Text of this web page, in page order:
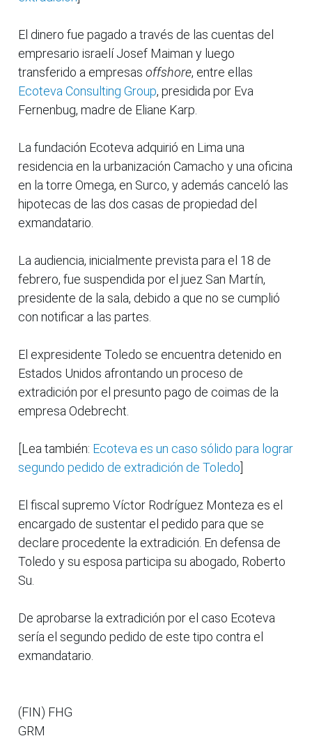
El dinero fue pagado a través de las cuentas del
empresario israelí Josef Maiman y luego
transferido a empresas offshore, entre ellas
Ecoteva Consulting Group, presidida por Eva
Fernenbug, madre de Eliane Karp.
La fundación Ecoteva adquirió en Lima una
residencia en la urbanización Camacho y una oficina
en la torre Omega, en Surco, y además canceló las
hipotecas de las dos casas de propiedad del
exmandatario.
La audiencia, inicialmente prevista para el 18 de
febrero, fue suspendida por el juez San Martín,
presidente de la sala, debido a que no se cumplió
con notificar a las partes.
El expresidente Toledo se encuentra detenido en
Estados Unidos afrontando un proceso de
extradición por el presunto pago de coimas de la
empresa Odebrecht.
[Lea también: Ecoteva es un caso sólido para lograr
segundo pedido de extradición de Toledo
El fiscal supremo Víctor Rodríguez Monteza es el
encargado de sustentar el pedido para que se
declare procedente la extradición. En defensa de
Toledo y su esposa participa su abogado, Roberto
Su.
De aprobarse la extradición por el caso Ecoteva
sería el segundo pedido de este tipo contra el
exmandatario.
(FIN) FHG
GRM